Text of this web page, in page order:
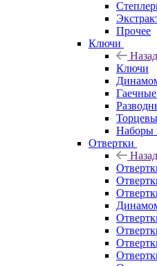
Прочее
Ключи
Назад
Ключи
Наборы
Отвертки
Назад